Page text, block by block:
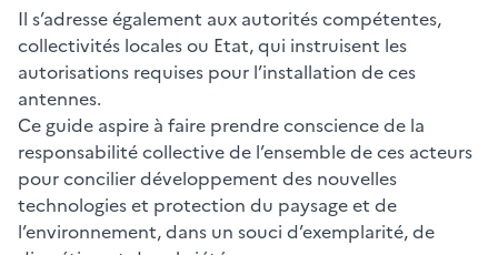
Il s’adresse également aux autorités compétentes,
collectivités locales ou Etat, qui instruisent les
autorisations requises pour l’installation de ces
antennes.
Ce guide aspire à faire prendre conscience de la
responsabilité collective de l’ensemble de ces acteurs
pour concilier développement des nouvelles
technologies et protection du paysage et de
l’environnement, dans un souci d’exemplarité, de